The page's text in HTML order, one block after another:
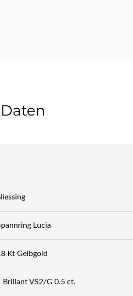
Lucia
Kt Gelbgold
Brillant VS2/G 0.5 ct.